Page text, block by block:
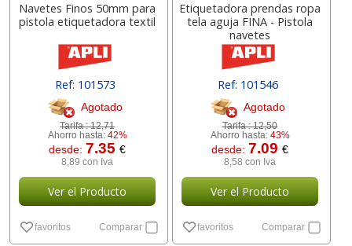
Navetes Finos 50mm para
pistola etiquetadora textil
Ref: 101573
Agotado
Tarifa :12,71
Ahorro hasta: 42%
desde: 7.35€
8,89 con Iva
Ver el Producto
favoritos Comparar
Etiquetadora prendas ropa
tela aguja FINA - Pistola
navetes
Ref: 101546
Agotado
Tarifa :12,50
Ahorro hasta: 43%
desde: 7.09€
8,58 con Iva
Ver el Producto
favoritos Comparar